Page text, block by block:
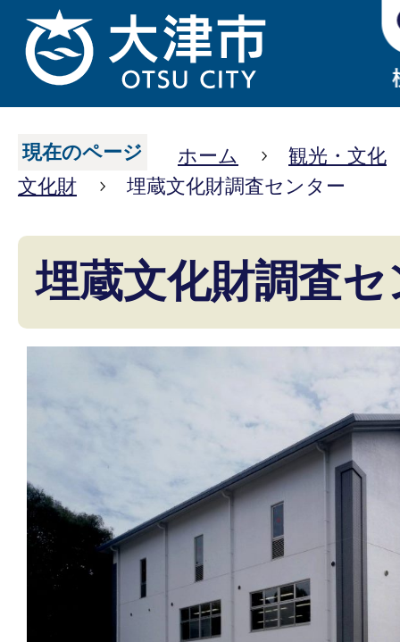
現在のページ ホーム
観光・文化
文化財
埋蔵文化財調査センター
埋蔵文化財調査セ